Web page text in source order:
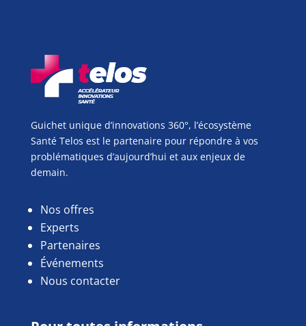
Guichet unique d’innovations 360°, l’écosystème
Santé Telos est le partenaire pour répondre à vos
problématiques d’aujourd’hui et aux enjeux de
demain.
Nos offres
Experts
Partenaires
Événements
Nous contacter